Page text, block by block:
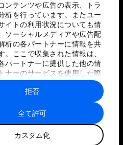
ンテンツや広告の表示、トラ
析を行っています。またユー
イトの利用状況についても情
ソーシャルメディアや広告配
析の各パートナーに情報を共
。ここで収集された情報は、
パートナーに提供した他の情
ナーのサービスを使用した際
情報と組み合わされ、各パー
て使用されることがありま
全て許可
カスタム化
拒否
リシーと利用規約
トマップ
経済フォーラム